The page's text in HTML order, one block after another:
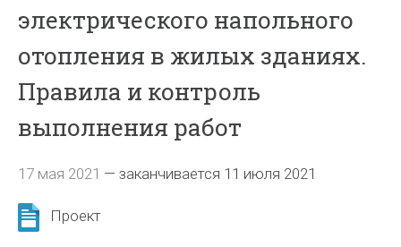
электрического напольного
отопления в жилых зданиях.
Правила и контроль
выполнения работ
17 мая 2021 —заканчивается 11 июля 2021
Проект